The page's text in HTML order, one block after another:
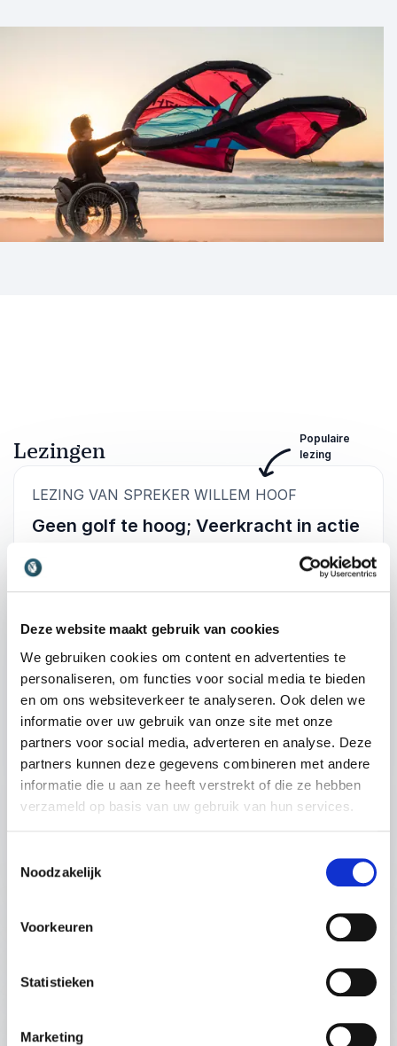
Deze website maakt gebruik van cookies
We gebruiken cookies om content en advertenties te
personaliseren, om functies voor social media te bieden
en om ons websiteverkeer te analyseren. Ook delen we
informatie over uw gebruik van onze site met onze
partners voor social media, adverteren en analyse. Deze
partners kunnen deze gegevens combineren met andere
informatie die u aan ze heeft verstrekt of die ze hebben
verzameld op basis van uw gebruik van hun services.
Noodzakelijk
Voorkeuren
Statistieken
Marketing
Lezingen
LEZING VAN SPREKER WILLEM HOOF
Geen golf te hoog; Veerkracht in actie
gepland? In deze lezing neemt Willem Hooft je
mee in zijn persoonlijke verhaal van ongeval
dieptepunt kunt bouwen aan een nieuwe
toekomst, door mentaal sterk te blijven, hulp te
durven vragen en kleine stappen richting een
groot doel te zetten. Deze lezing biedt concrete
handvatten om binnen organisaties veerkracht
te versterken en medewerkers mentaal
wendbaarder te maken.
Hoe je je mindset scherp houdt in onzekere
Waarom veerkracht geen talent is, maar
Hoe je als team sterker wordt door
+ Lees meer
: Willem Hooft Geen
45 minuten
Populaire
lezing
VAN BEPERKING NAAR BEWEGING;